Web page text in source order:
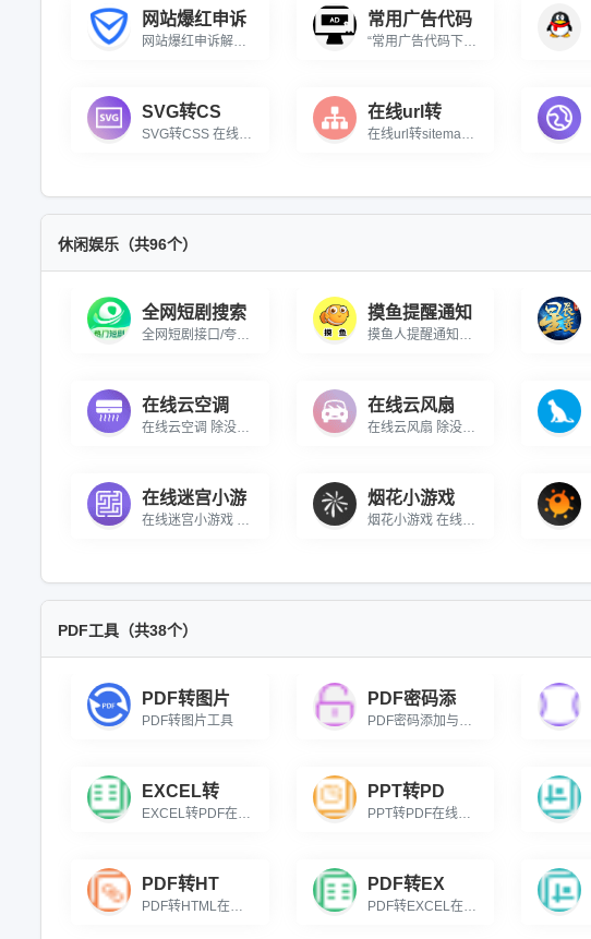
网站爆红申诉
网站爆红申诉解封工具适用于：腾讯平台（qq、微信、qq浏览器、腾讯安全管家等所有腾讯平台）遭遇账号或网站异常封禁情况，一次全部解封。官方显示处理时限为7个工作日，但测试最快2天解封，以实际情况而定。注意申诉之前确保网站合法性。
常用广告代码
“常用广告代码下载” 是专为广大网页开发者和新站长打造的实用资源平台。该页面精心整理并展示了高达 101 种不同类型的广告代码示例及下载链接，内容丰富多样，涵盖了多种流行的广告形式，满足不同场景下的广告展示需求 。 从常见的对联广告、大幅广告、滚动图片广告，到具有特色的自动轮换广告、跟随下拉框广告等，每一种广告代码都提供了详细的演示链接，方便用户提前查看实际展示效果。此外，还为每种广告代码配套提供了相应的下载链接，极大地节省了用户手动编写代码的时间和精力，能够有效提高广告开发和部署的效率。 无论是新手站长想要快速为自己网站增添广告功能，还是有经验的开发者需要灵感和参考，此工具网页都能成为得力的资源库，为网页广告的设计与实现提供有力的支持
SVG转CS
SVG转CSS 在线将SVG转为CSS背景图片
在线url转
在线url转sitemap 将多个url转为sitemap网站地图
休闲娱乐（共96个）
全网短剧搜索
全网短剧接口/夸克网盘/基本上所有的都能搜索到
摸鱼提醒通知
摸鱼人提醒通知是一个提供“摸鱼”提示和建议的网站。我们相信，在工作或学习中适当地放松和摸鱼，可以缓解压力、调节心态，并提高工作效率和学习效果。因此，我们为用户提供各种有趣的“摸鱼”方式和建议，并鼓励用户在工作间隙适度地放松和摸鱼。同时，我们也提供了一些实用的工具和资源，帮助用户更好地管理和规划自己的工作和生活。无论你是工作狂人还是学霸，都可以在摸鱼人通知网站中找到适合自己的“摸鱼”方式和建议。
在线云空调
在线云空调 除没有风啥都好用的云空调
在线云风扇
在线云风扇 除没有风啥都好的云风扇
在线迷宫小游
在线迷宫小游戏 一款在线闯迷宫的小游戏
烟花小游戏
烟花小游戏 在线模拟放烟花的小游戏
PDF工具（共38个）
PDF转图片
PDF转图片工具
PDF密码添
PDF密码添加与解除,输入文档打开密码，快速解除PDF限制，恢复打印编辑权。
EXCEL转
EXCEL转PDF在线转换免费，自由选择页码范围，精准输出PDF文档。
PPT转PD
PPT转PDF在线批量转换免费，支持自由选择页码范围，高质量保留原幻灯片排版、动画及备注。
PDF转HT
PDF转HTML在线转换免费，自由指定转换页码，批量快速处理，快速生成网页文件。
PDF转EX
PDF转EXCEL在线转换免费，支持页码选择，可输出XLS/XLSX格式，智能识别表格数据。